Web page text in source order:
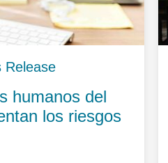
Release
humanos del
los riesgos